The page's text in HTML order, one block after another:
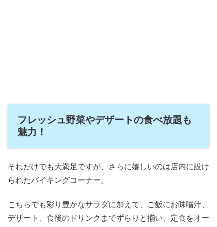
フレッシュ野菜やデザートの食べ放題も
魅力！
それだけでも大満足ですが、さらに嬉しいのは店内に設け
られたバイキングコーナー。
こちらでも彩り豊かなサラダに加えて、ご飯にお味噌汁、
デザート、食後のドリンクまでずらりと揃い、定食をオー